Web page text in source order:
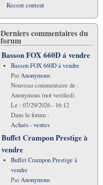
Recent content
Derniers commentaires du
forum
Basson FOX 660D á vendre
Basson FOX 660D á vendre
ParAnonymous
Nouveau commentaire de :
Anonymous (not verified)
Le : 07/29/2026 - 16:12
Dans le forum :
Achats - ventes
Buffet Crampon Prestige à
vendre
Buffet Crampon Prestige à
vendre
ParAnonymous